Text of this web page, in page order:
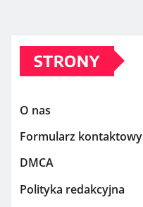
STRONY
O nas
Formularz kontaktowy
DMCA
Polityka redakcyjna